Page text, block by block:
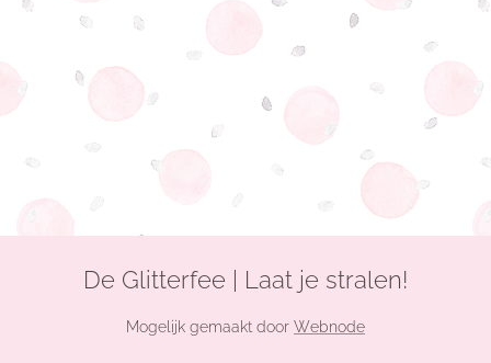
De Glitterfee | Laat je stralen!
Mogelijk gemaakt door Webnode